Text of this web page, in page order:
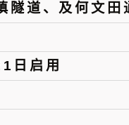
道、及何文田
日启用